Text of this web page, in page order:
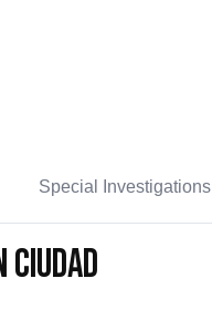
Special Investigations